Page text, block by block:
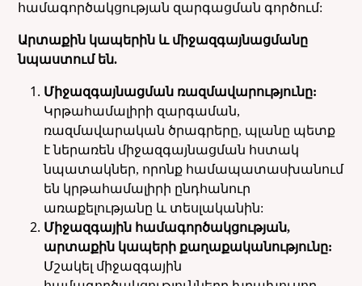
համագործակցության զարգացման գործում:
Արտաքին կապերին և միջազգայնացմանը
նպաստում են.
Միջազգայնացման ռազմավարությունը:
Կրթահամալիրի զարգաման,
ռազմավարական ծրագրերը, պլանը պետք
է ներառեն միջազգայնացման հստակ
նպատակներ, որոնք համապատասխանում
են կրթահամալիրի ընդհանուր
առաքելությանը և տեսլականին:
Միջազգային համագործակցության,
արտաքին կապերի քաղաքականությունը:
Մշակել միջազգային